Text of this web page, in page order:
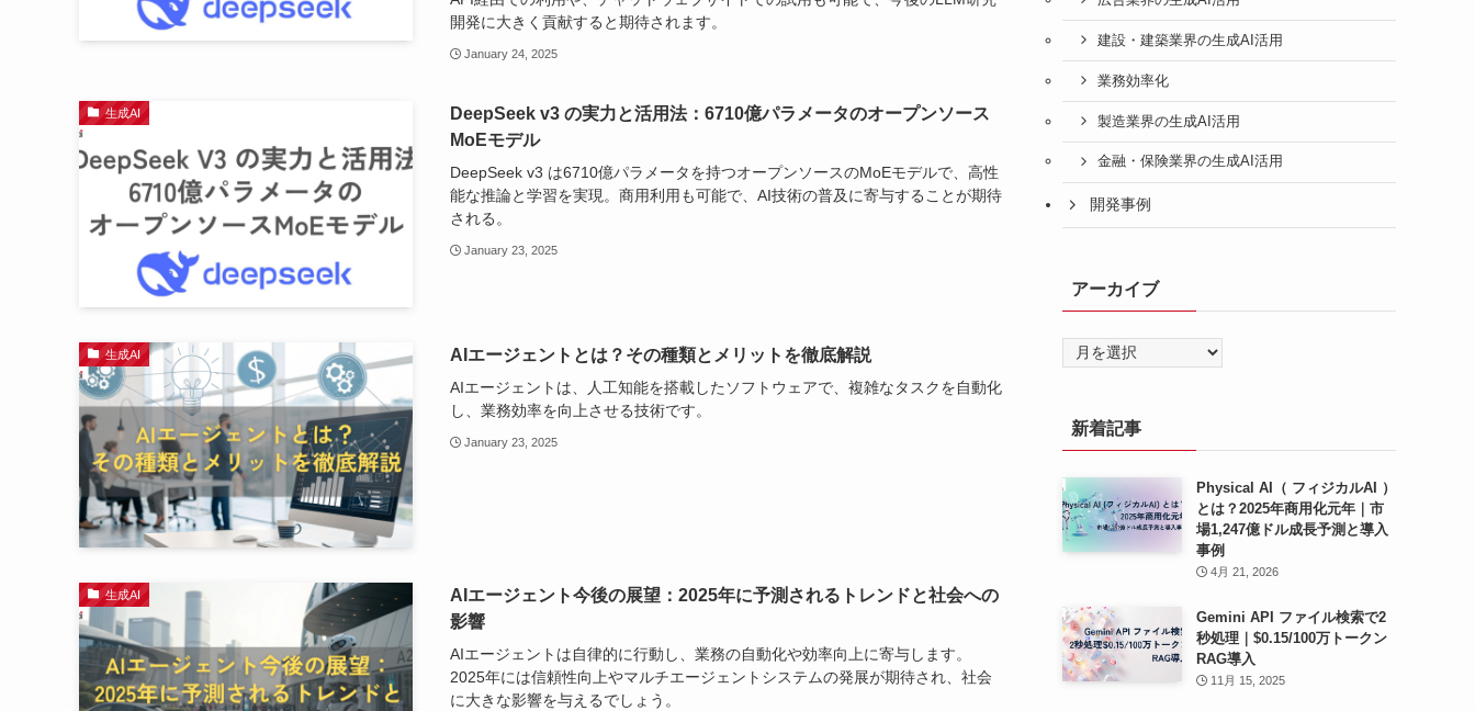
開発に大きく貢献すると期待されます。
January 24, 2025
生成AI
DeepSeek v3 の実力と活用法：6710億パラメータのオープンソース
MoEモデル
DeepSeek v3 は6710億パラメータを持つオープンソースのMoEモデルで、高性
能な推論と学習を実現。商用利用も可能で、AI技術の普及に寄与することが期待
される。
January 23, 2025
生成AI AIエージェントとは？その種類とメリットを徹底解説
AIエージェントは、人工知能を搭載したソフトウェアで、複雑なタスクを自動化
し、業務効率を向上させる技術です。
January 23, 2025
生成AI
AIエージェント今後の展望：2025年に予測されるトレンドと社会への
影響
AIエージェントは自律的に行動し、業務の自動化や効率向上に寄与します。
2025年には信頼性向上やマルチエージェントシステムの発展が期待され、社会
に大きな影響を与えるでしょう。
建設・建築業界の生成AI活用
業務効率化
製造業界の生成AI活用
金融・保険業界の生成AI活用
開発事例
アーカイブ
ー
イ新着記事
Physical AI（ フィジカルAI ）
とは？2025年商用化元年｜市
場1,247億ドル成長予測と導入
事例
4月 21, 2026
Gemini API ファイル検索で2
秒処理｜$0.15/100万トークン
RAG導入
11月 15, 2025